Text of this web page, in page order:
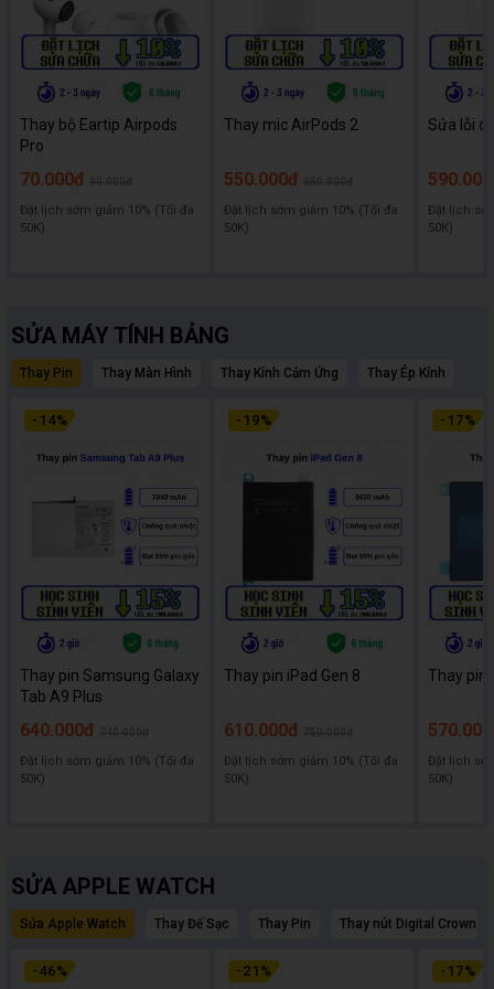
Thay bộ Eartip Airpods
Pro
70.000đ
Đặt lịch sớm giảm 10% (Tối đa
50K)
Thay mic AirPods 2
550.000đ
Đặt lịch sớm giảm 10% (Tối đa
50K)
Sửa lỗi
Đặt lịch
50K)
SỬA MÁY TÍNH BẢNG
Thay Pin Thay Màn Hình Thay Kính Cảm Ứng Thay Ép Kính
- 14%
Thay pin Samsung Galaxy
Tab A9 Plus
640.000đ
Đặt lịch sớm giảm 10% (Tối đa
50K)
- 19%
Thay pin iPad Gen 8
610.000đ
Đặt lịch sớm giảm 10% (Tối đa
50K)
- 17%
Thay pin
Đặt lịch
50K)
SỬA APPLE WATCH
Sửa Apple Watch Thay Đế Sạc Thay Pin Thay nút Digital Crown
- 46% - 21 % - 17%